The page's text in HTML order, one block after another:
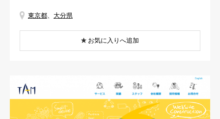
東京都、 大分県
お気に入りへ追加